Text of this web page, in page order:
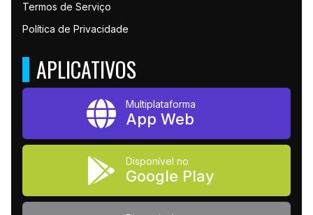
Termos de Serviço
Política de Privacidade
APLICATIVOS
Multiplataforma
App Web
Disponível no
Google Play